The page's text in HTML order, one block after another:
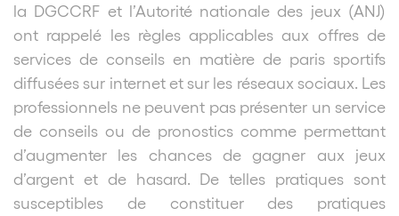
la DGCCRF et l’Autorité nationale des jeux (ANJ)
ont rappelé les règles applicables aux offres de
services de conseils en matière de paris sportifs
diffusées sur internet et sur les réseaux sociaux. Les
professionnels ne peuvent pas présenter un service
de conseils ou de pronostics comme permettant
d’augmenter les chances de gagner aux jeux
d’argent et de hasard. De telles pratiques sont
susceptibles de constituer des pratiques